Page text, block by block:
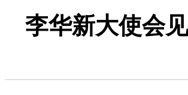
李华新大使会